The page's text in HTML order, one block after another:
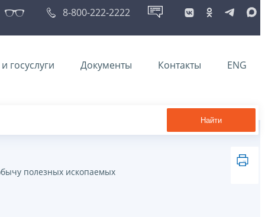
8-800-222-2222
госуслуги Документы Контакты ENG
Найти
полезных ископаемых